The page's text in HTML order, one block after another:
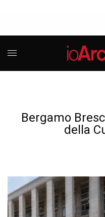
Bergamo
della